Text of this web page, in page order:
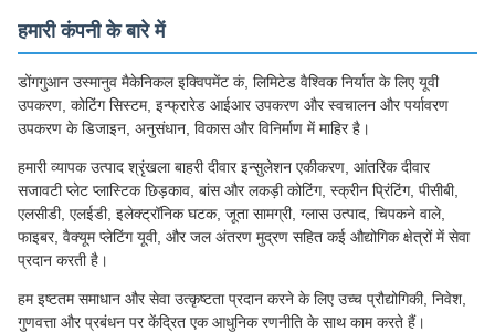
हमारी कंपनी के बारे में
डोंगगुआन उस्मानुव मैकेनिकल इक्विपमेंट कं, लिमिटेड वैश्विक निर्यात के लिए यूवी
उपकरण, कोटिंग सिस्टम, इन्फ्रारेड आईआर उपकरण और स्वचालन और पर्यावरण
उपकरण के डिजाइन, अनुसंधान, विकास और विनिर्माण में माहिर है।
हमारी व्यापक उत्पाद श्रृंखला बाहरी दीवार इन्सुलेशन एकीकरण, आंतरिक दीवार
सजावटी प्लेट प्लास्टिक छिड़काव, बांस और लकड़ी कोटिंग, स्क्रीन प्रिंटिंग, पीसीबी,
एलसीडी, एलईडी, इलेक्ट्रॉनिक घटक, जूता सामग्री, ग्लास उत्पाद, चिपकने वाले,
फाइबर, वैक्यूम प्लेटिंग यूवी, और जल अंतरण मुद्रण सहित कई औद्योगिक क्षेत्रों में सेवा
प्रदान करती है।
हम इष्टतम समाधान और सेवा उत्कृष्टता प्रदान करने के लिए उच्च प्रौद्योगिकी, निवेश,
गुणवत्ता और प्रबंधन पर केंद्रित एक आधुनिक रणनीति के साथ काम करते हैं।